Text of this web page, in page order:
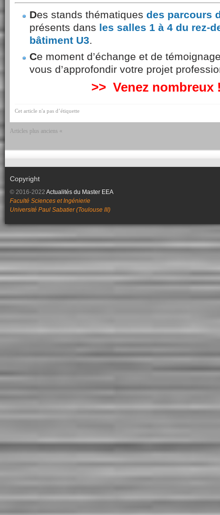
Des stands thématiques des parcours
présents dans les salles 1 à 4 du rez-
bâtiment U3.
Ce moment d’échange et de
vous d’approfondir votre projet
>> Venez nombreux
Cet article n'a pas d’étiquette
Articles plus anciens «
Copyright
© 2016-2022 Actualités du Master EEA
Faculté Sciences et Ingénierie
Université Paul Sabatier (Toulouse III)